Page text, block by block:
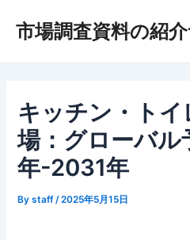
市場調査資料の紹
キッチン・ト
場：グローバ
年-2031年
Bystaff /2025年5月15日